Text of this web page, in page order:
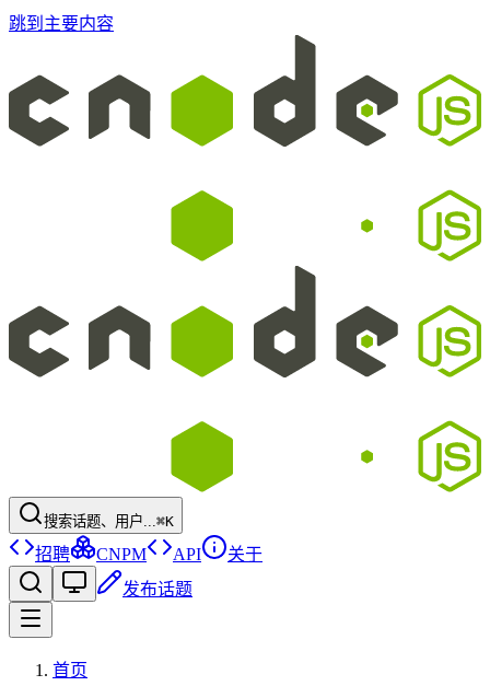
跳到主要内容
搜索话题、用户...⌘K
招聘 CNPM API
关于
发布话题
首页